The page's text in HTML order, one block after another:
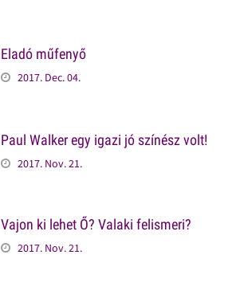
Eladó műfenyő
2017. Dec. 04.
Paul Walker egy igazi jó színész volt!
2017. Nov. 21.
Vajon ki lehet Ő? Valaki felismeri?
2017. Nov. 21.